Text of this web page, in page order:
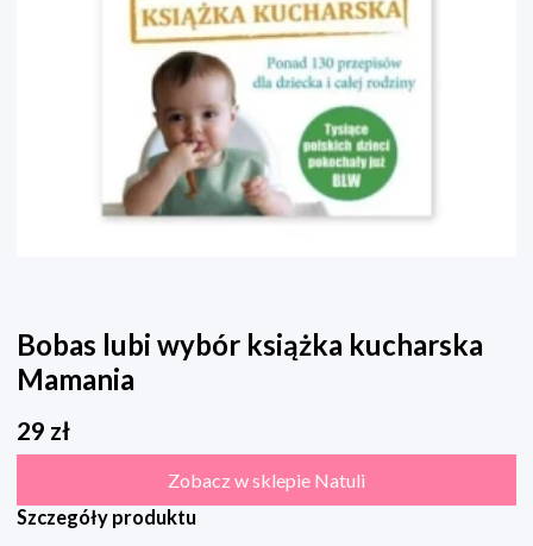
Bobas lubi wybór książka kucharska
Mamania
29 zł
Zobacz w sklepie Natuli
Szczegóły produktu